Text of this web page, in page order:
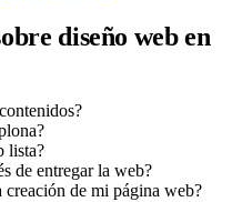
diseño web en
lista?
de entregar la web?
creación de mi página web?